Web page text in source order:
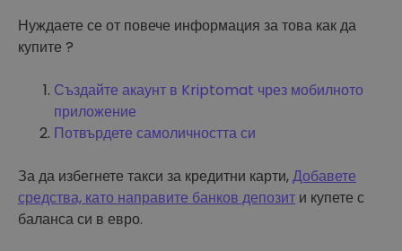
Нуждаете се от повече информация за това как да
купите ?
Създайте акаунт в Kriptomat чрез мобилното
приложение
Потвърдете самоличността си
За да избегнете такси за кредитни карти,Добавете
средства, като направите банков депозит и купете с
баланса си в евро.